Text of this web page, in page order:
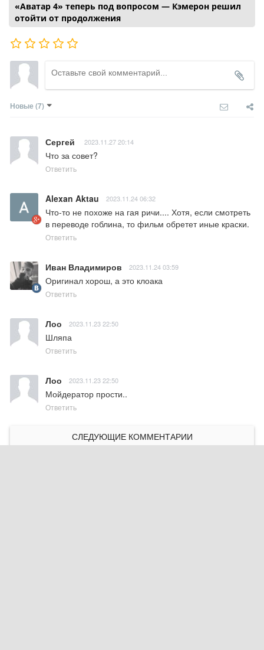
«Аватар 4» теперь под вопросом — Кэмерон решил
отойти от продолжения
Новые (7)
Сергей 2023.11.27 20:14
Что за совет?
Ответить
Alexan Aktau 2023.11.24 06:32
Что-то не похоже на гая ричи.... Хотя, если смотреть
в переводе гоблина, то фильм обретет иные краски.
Ответить
Иван Владимиров 2023.11.24 03:59
Оригинал хорош, а это клоака
Ответить
Лоо 2023.11.23 22:50
Шляпа
Ответить
Лоо 2023.11.23 22:50
Мойдератор прости..
Ответить
СЛЕДУЮЩИЕ КОММЕНТАРИИ